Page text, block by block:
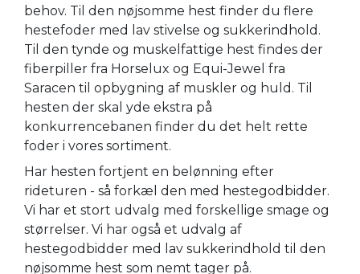
behov. Til den nøjsomme hest finder du flere
hestefoder med lav stivelse og sukkerindhold.
Til den tynde og muskelfattige hest findes der
fiberpiller fra Horselux og Equi-Jewel fra
Saracen til opbygning af muskler og huld. Til
hesten der skal yde ekstra på
konkurrencebanen finder du det helt rette
foder i vores sortiment.
Har hesten fortjent en belønning efter
rideturen - så forkæl den med hestegodbidder.
Vi har et stort udvalg med forskellige smage og
størrelser. Vi har også et udvalg af
hestegodbidder med lav sukkerindhold til den
nøjsomme hest som nemt tager på.